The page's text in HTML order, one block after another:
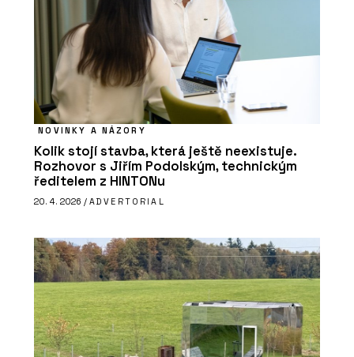
NOVINKY A NÁZORY
Kolik stojí stavba, která ještě neexistuje.
Rozhovor s Jiřím Podolským, technickým
ředitelem z HINTONu
20. 4. 2026 / ADVERTORIAL